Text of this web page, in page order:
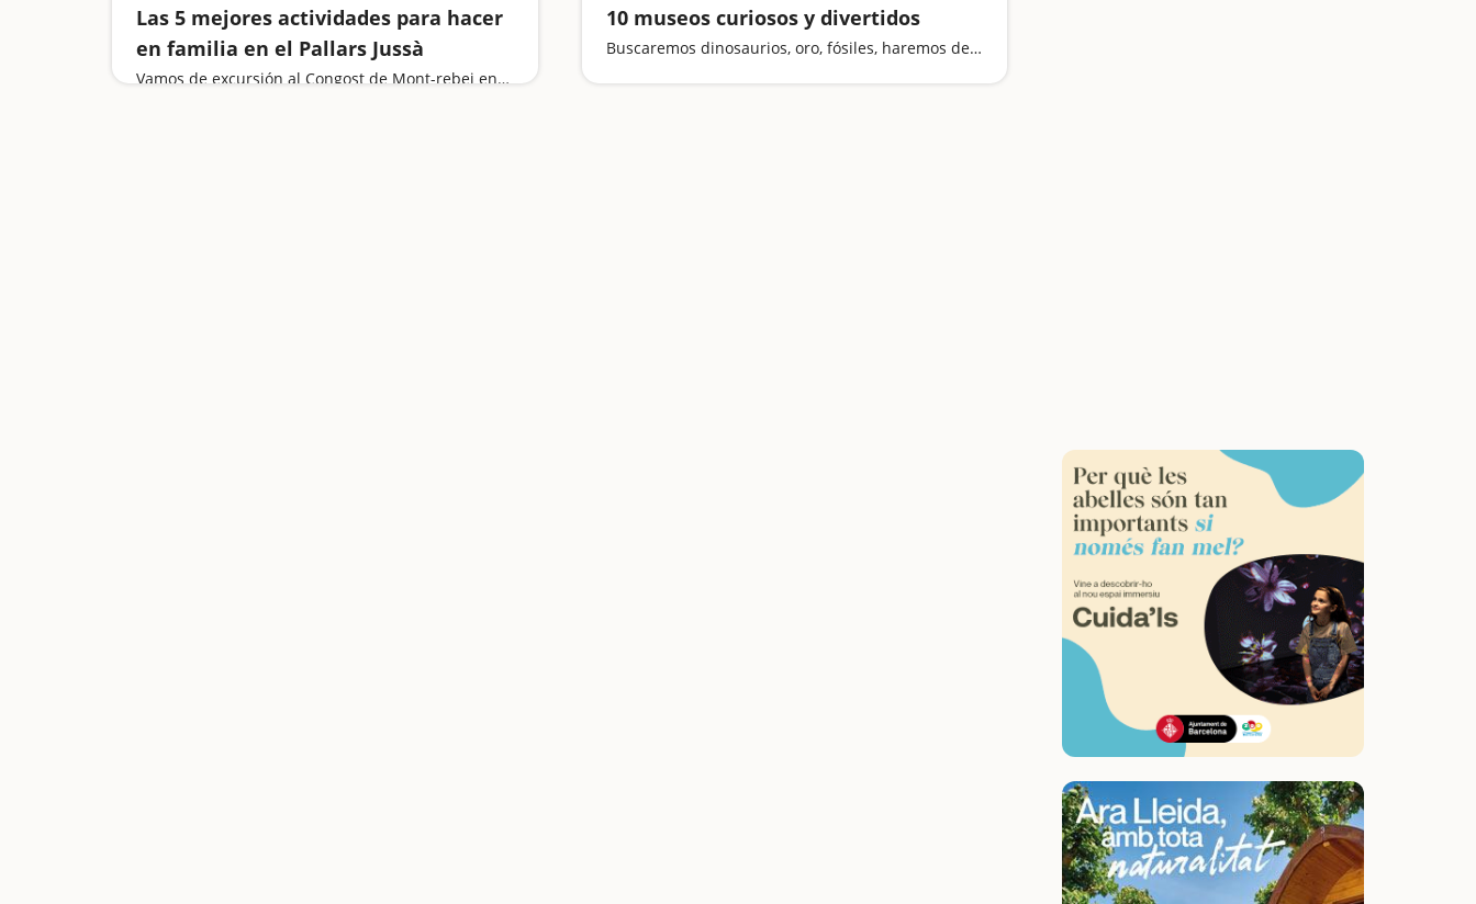
Las 5 mejores actividades para hacer
en familia en el Pallars Jussà
Vamos de excursión al Congost de Mont-rebei en familia, visitamos tiendas antiguas y un museo geológico al aire libre, damos un paseo por el Estany dels Basturs y un viaje en teleférico por la Vall Fosca
10 museos curiosos y divertidos
Buscaremos dinosaurios, oro, fósiles, haremos de mineros y nos sentiremos gigantes